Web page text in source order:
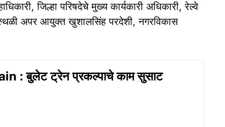
जिल्हा परिषदेचे मुख्य कार्यकारी अधिकारी, रेल्वे
अपर आयुक्त खुशालसिंह परदेशी, नगरविकास
: बुलेट ट्रेन प्रकल्पाचे काम सुसाट